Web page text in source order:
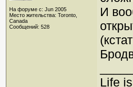
На форуме с: Jun 2005
Место жительства: Toronto,
Canada
Сообщений: 528
И
Life